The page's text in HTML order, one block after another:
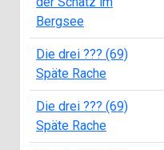
Bergsee
Die drei ??? (69)
Späte Rache
Die drei ??? (69)
Späte Rache